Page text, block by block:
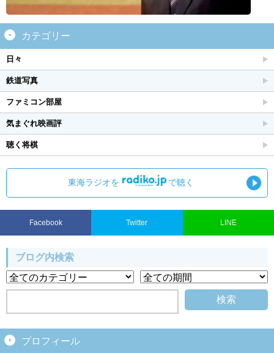
カテゴリー
日々
鉄道写真
ファミコン部屋
気まぐれ映画評
聴く将棋
東海ラジオを で聴く
Facebook Twitter LINE
ブログ内検索
プロフィール